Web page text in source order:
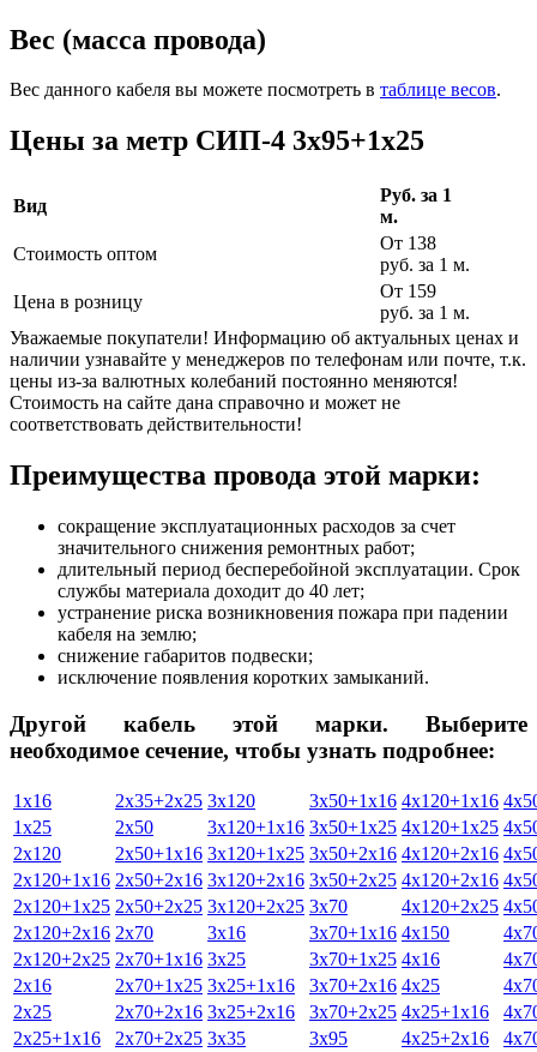
Вес (масса провода)
Вес данного кабеля вы можете посмотреть в таблице весов.
Цены за метр СИП-4 3х95+1х25
Вид
Руб. за 1
м.
Стоимость оптом
От 138
руб. за 1 м.
Цена в розницу
От 159
руб. за 1 м.
Уважаемые покупатели! Информацию об актуальных ценах и
наличии узнавайте у менеджеров по телефонам или почте, т.к.
цены из-за валютных колебаний постоянно меняются!
Стоимость на сайте дана справочно и может не
соответствовать действительности!
Преимущества провода этой марки:
сокращение эксплуатационных расходов за счет
значительного снижения ремонтных работ;
длительный период бесперебойной эксплуатации. Срок
службы материала доходит до 40 лет;
устранение риска возникновения пожара при падении
кабеля на землю;
снижение габаритов подвески;
исключение появления коротких замыканий.
Другой кабель этой марки. Выберите
необходимое сечение, чтобы узнать подробнее:
1х16 2х35+2х25 3х120 3х50+1х16 4х120+1х16
1х25
2х50 3х120+1х16 3х50+1х25 4х120+1х25
2х120
2х50+1х16 3х120+1х25 3х50+2х16 4х120+2х16
2х120+1х16 2х50+2х16 3х120+2х16 3х50+2х25 4х120+2х16
2х120+1х25 2х50+2х25 3х120+2х25 3х70 4х120+2х25
2х120+2х16 2х70 3х16 3х70+1х16 4х150
2х120+2х25 2х70+1х16 3х25 3х70+1х25 4х16
2х16
2х70+1х25 3х25+1х16 3х70+2х16 4х25
2х25
2х70+2х16 3х25+2х16 3х70+2х25 4х25+1х16
2х25+1х16
2х70+2х25 3х35 3х95 4х25+2х16